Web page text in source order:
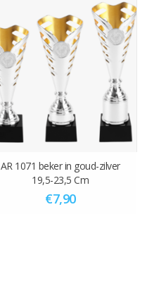
AR 1071 beker in goud-zilver
19,5-23,5 Cm
€7,90